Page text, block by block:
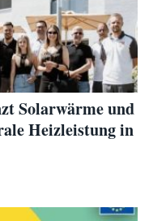
Solarwärme und
Heizleistung in